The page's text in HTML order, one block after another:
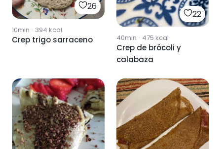
26
10min · 394 kcal
Crep trigo sarraceno
22
40min · 475 kcal
Crep de brócoli y
calabaza